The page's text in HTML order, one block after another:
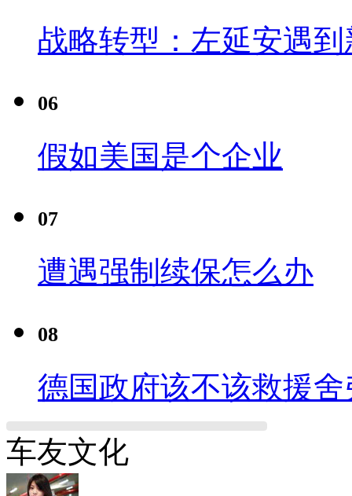
战略转型：左延安遇
06
假如美国是个企业
07
遭遇强制续保怎么办
08
德国政府该不该救援舍
车友文化